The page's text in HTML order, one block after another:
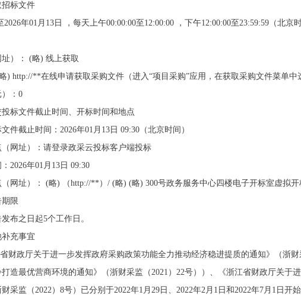
标文件
2026年01月13日 ，每天上午00:00:00至12:00:00 ，下午12:00:00至23:59:59（北
）： (略) 线上获取
) http://**在线申请获取采购文件（进入“项目采购”应用，在获取采购文件菜单中
：0
投标文件截止时间、开标时间和地点
件截止时间：2026年01月13日 09:30（北京时间）
网址）：请登录政采云投标客户端投标
2026年01月13日 09:30
网址）： (略) （http://**）/ (略) (略) 300号政务服务中心四楼电子开标室虚拟开
限
布之日起5个工作日。
充事宜
财政厅关于进一步发挥政府采购政策功能全力推动经济稳进提质的通知》（浙
造最优营商环境的通知》（浙财采监（2021）22号））、《浙江省财政厅关于
采监（2022）8号）已分别于2022年1月29日、2022年2月1日和2022年7月1日